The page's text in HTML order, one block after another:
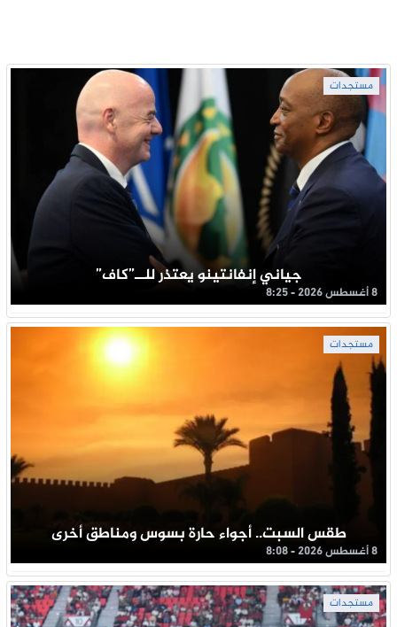
مستجدات
جياني إنفانتينو يعتذر للــ”كاف”
8 أغسطس 2026 - 8:25
مستجدات
طقس السبت.. أجواء حارة بسوس ومناطق أخرى
8 أغسطس 2026 - 8:08
مستجدات